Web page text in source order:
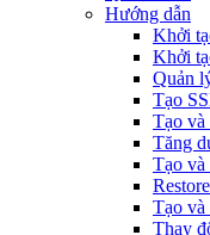
Hướng dẫn
Khởi
Khởi
Quản
Tạo
Tạo và
Tăng
Tạo và
Tạo và
Thay